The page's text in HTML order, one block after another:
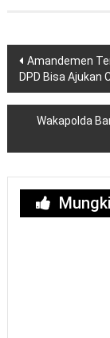
Navigasi
pos
Amandemen
DPD Bisa Ajukan
Wakapolda